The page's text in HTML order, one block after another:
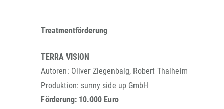
Treatmentförderung
TERRA VISION
Autoren: Oliver Ziegenbalg, Robert Thalheim
Produktion: sunny side up GmbH
Förderung: 10.000 Euro